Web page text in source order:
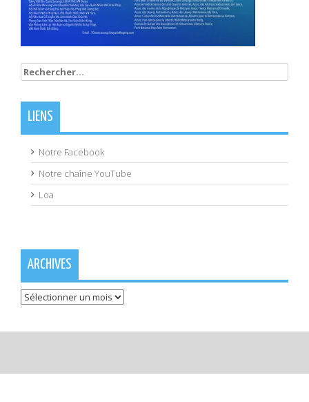
Rechercher :
LIENS
Notre Facebook
Notre chaîne YouTube
Loa
ARCHIVES
Archives